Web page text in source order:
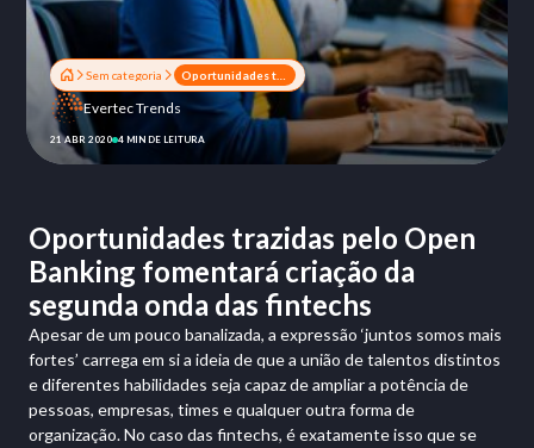
Sem categoria
Evertec Trends
21 ABR 2020 4 MIN DE LEITURA
Oportunidades trazidas pelo Open
Banking fomentará criação da
segunda onda das fintechs
Apesar de um pouco banalizada, a expressão ‘juntos somos mais
fortes’ carrega em si a ideia de que a união de talentos distintos
e diferentes habilidades seja capaz de ampliar a potência de
pessoas, empresas, times e qualquer outra forma de
organização. No caso das fintechs, é exatamente isso que se